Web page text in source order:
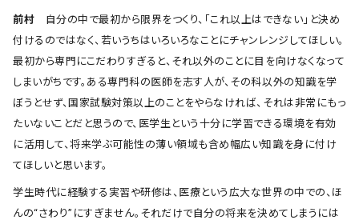
前村 自分の中で最初から限界をつくり、「これ以上はできない」と決め
付けるのではなく、若いうちはいろいろなことにチャンレンジしてほしい。
最初から専門にこだわりすぎると、それ以外のことに目を向けなくなって
しまいがちです。ある専門科の医師を志す人が、その科以外の知識を学
ぼうとせず、国家試験対策以上のことをやらなければ、それは非常にもっ
たいないことだと思うので、医学生という十分に学習できる環境を有効
に活用して、将来学ぶ可能性の薄い領域も含め幅広い知識を身に付け
てほしいと思います。
学生時代に経験する実習や研修は、医療という広大な世界の中での、ほ
んの“さわり”にすぎません。それだけで自分の将来を決めてしまうには